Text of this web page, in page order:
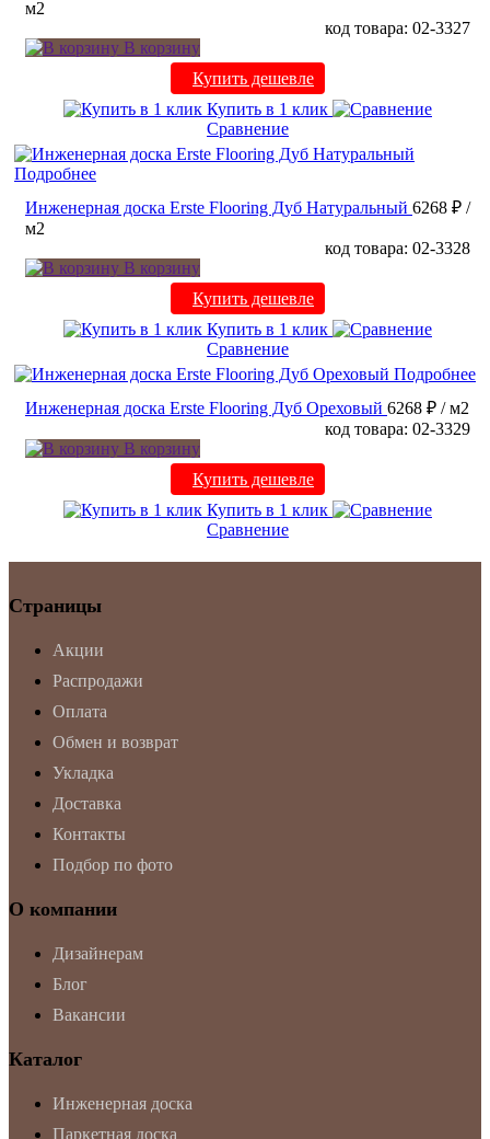
м2
код товара: 02-3327
В корзину
Купить дешевле
Купить в 1 клик
Сравнение
Подробнее
Инженерная доска Erste Flooring Дуб Натуральный 6268 ₽ /
м2
код товара: 02-3328
В корзину
Купить дешевле
Купить в 1 клик
Сравнение
Подробнее
Инженерная доска Erste Flooring Дуб Ореховый 6268 ₽ / м2
код товара: 02-3329
В корзину
Купить дешевле
Купить в 1 клик
Сравнение
Страницы
Акции
Распродажи
Оплата
Обмен и возврат
Укладка
Доставка
Контакты
Подбор по фото
О компании
Дизайнерам
Блог
Вакансии
Каталог
Инженерная доска
Паркетная доска